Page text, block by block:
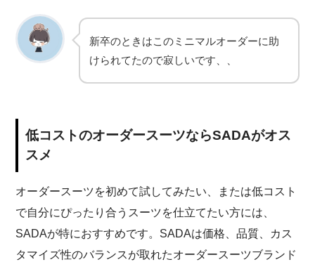
新卒のときはこのミニマルオーダーに助
けられてたので寂しいです、、
低コストのオーダースーツならSADAがオス
スメ
オーダースーツを初めて試してみたい、または低コスト
で自分にぴったり合うスーツを仕立てたい方には、
SADAが特におすすめです。SADAは価格、品質、カス
タマイズ性のバランスが取れたオーダースーツブランド